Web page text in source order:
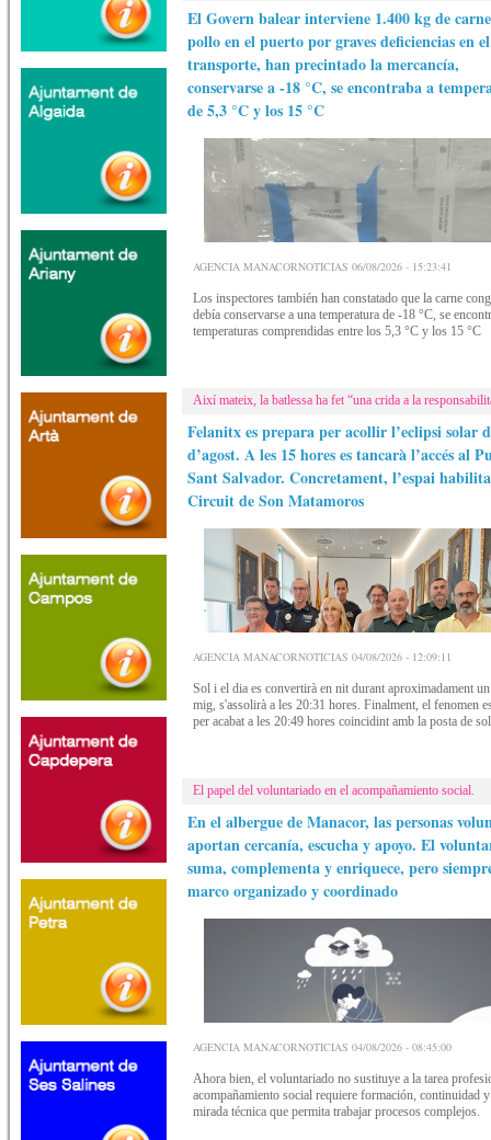
El Govern balear interviene 1.400 kg de
pollo en el puerto por graves deficiencias en el
transporte, han precintado la mercancía,
conservarse a -18 °C, se encontraba a
de 5,3 °C y los 15 °C
AGENCIA MANACORNOTICIAS 06/08/2026 - 15:23:41
Los inspectores también han constatado que la carne
debía conservarse a una temperatura de -18 °C, se
temperaturas comprendidas entre los 5,3 °C y los 15 °C
Així mateix, la batlessa ha fet “una crida a la
Felanitx es prepara per acollir l’eclipsi solar
d’agost. A les 15 hores es tancarà l’accés al
Sant Salvador. Concretament, l’espai
Circuit de Son Matamoros
AGENCIA MANACORNOTICIAS 04/08/2026 - 12:09:11
Sol i el dia es convertirà en nit durant aproximadament
mig, s'assolirà a les 20:31 hores. Finalment, el fenomen
per acabat a les 20:49 hores coincidint amb la posta de
El papel del voluntariado en el acompañamiento social.
En el albergue de Manacor, las personas
aportan cercanía, escucha y apoyo. El
suma, complementa y enriquece, pero
marco organizado y coordinado
AGENCIA MANACORNOTICIAS 04/08/2026 - 08:45:00
Ahora bien, el voluntariado no sustituye a la tarea
acompañamiento social requiere formación, continuidad
mirada técnica que permita trabajar procesos complejos.